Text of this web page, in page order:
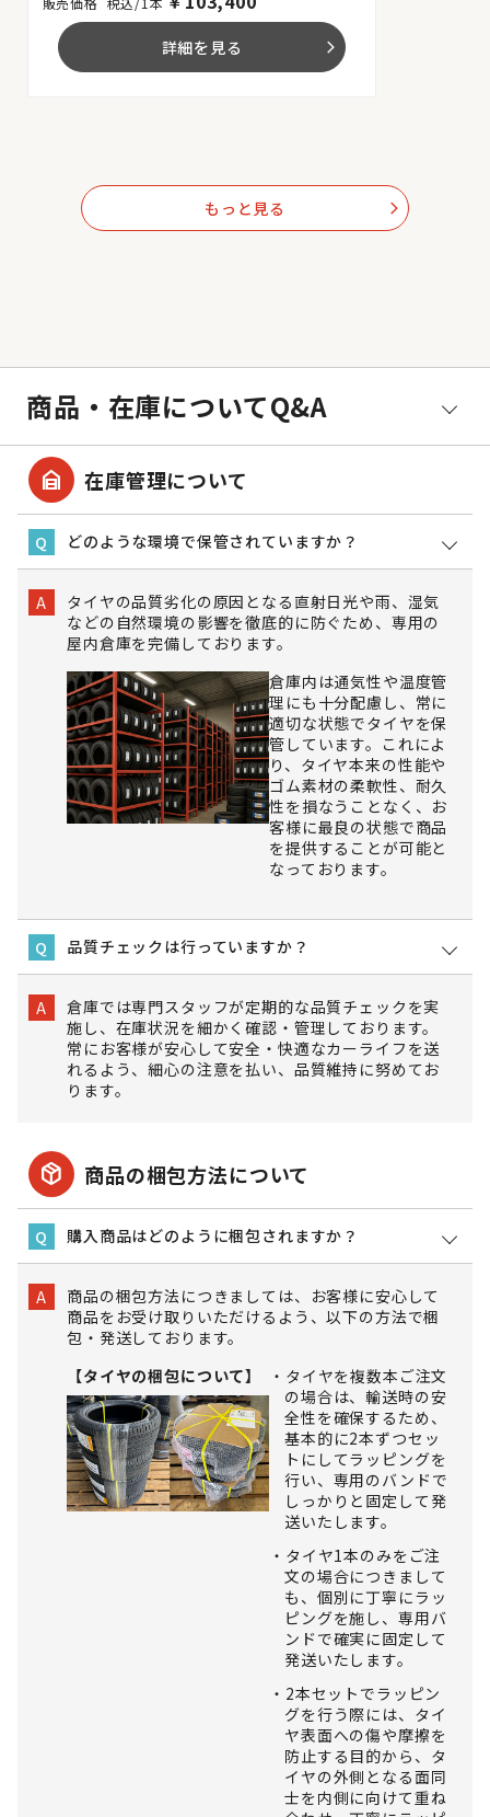
詳細を見る arrow_forward_ios
もっと見る arrow_forward_ios
商品・在庫についてQ&A
garage_home 在庫管理について
Q どのような環境で保管されていますか？
A
タイヤの品質劣化の原因となる直射日光や雨、湿気
などの自然環境の影響を徹底的に防ぐため、専用の
屋内倉庫を完備しております。
倉庫内は通気性や温度管
理にも十分配慮し、常に
適切な状態でタイヤを保
管しています。これによ
り、タイヤ本来の性能や
ゴム素材の柔軟性、耐久
性を損なうことなく、お
客様に最良の状態で商品
を提供することが可能と
なっております。
Q 品質チェックは行っていますか？
A
倉庫では専門スタッフが定期的な品質チェックを実
施し、在庫状況を細かく確認・管理しております。
常にお客様が安心して安全・快適なカーライフを送
れるよう、細心の注意を払い、品質維持に努めてお
ります。
package_2 商品の梱包方法について
Q 購入商品はどのように梱包されますか？
A
商品の梱包方法につきましては、お客様に安心して
商品をお受け取りいただけるよう、以下の方法で梱
包・発送しております。
【タイヤの梱包について】
タイヤを複数本ご注文
の場合は、輸送時の安
全性を確保するため、
基本的に2本ずつセッ
トにしてラッピングを
行い、専用のバンドで
しっかりと固定して発
送いたします。
タイヤ1本のみをご注
文の場合につきまして
も、個別に丁寧にラッ
ピングを施し、専用バ
ンドで確実に固定して
発送いたします。
2本セットでラッピン
グを行う際には、タイ
ヤ表面への傷や摩擦を
防止する目的から、タ
イヤの外側となる面同
士を内側に向けて重ね